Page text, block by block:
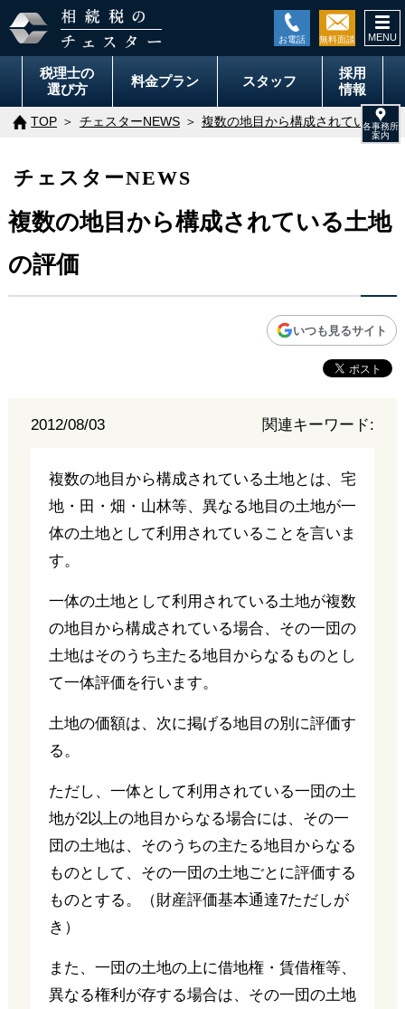
税理士の
選び方
料金プラン スタッフ
採用
情報
TOP チェスターNEWS 複数の地目から構成されている土
チェスターNEWS
複数の地目から構成されている土地
の評価
いつも見るサイト
2012/08/03 関連キーワード:
複数の地目から構成されている土地とは、宅
地・田・畑・山林等、異なる地目の土地が一
体の土地として利用されていることを言いま
す。
一体の土地として利用されている土地が複数
の地目から構成されている場合、その一団の
土地はそのうち主たる地目からなるものとし
て一体評価を行います。
土地の価額は、次に掲げる地目の別に評価す
る。
ただし、一体として利用されている一団の土
地が2以上の地目からなる場合には、その一
団の土地は、そのうちの主たる地目からなる
ものとして、その一団の土地ごとに評価する
ものとする。（財産評価基本通達7ただしが
き）
また、一団の土地の上に借地権・賃借権等、
異なる権利が存する場合は、その一団の土地